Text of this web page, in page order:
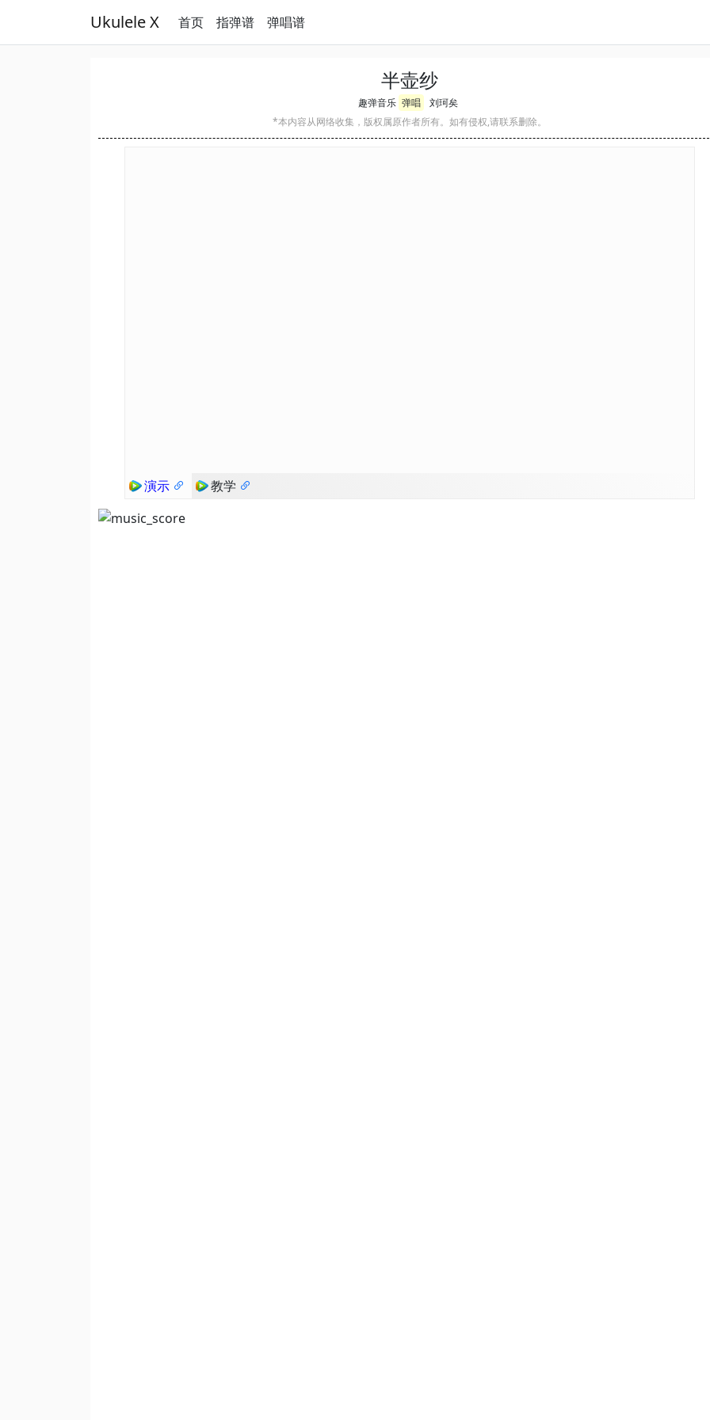
Ukulele X 首页 指弹谱 弹唱谱
半壶纱
趣弹音乐 弹唱
刘珂矣
*本内容从网络收集，版权属原作者所有。如有侵权,请联系删除。
演示 教学